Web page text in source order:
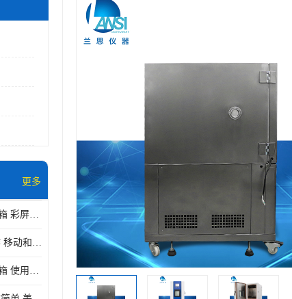
更多
高低温交变湿热试验箱 彩屏操作 移动和放置方便
恒温试验箱 彩屏操作 移动和放置方便
高低温交变湿热试验箱 使用寿命长 优良外油漆